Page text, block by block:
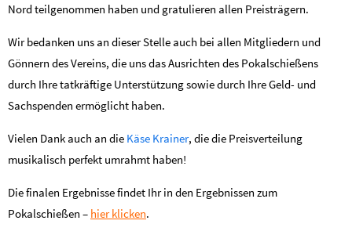
Nord teilgenommen haben und gratulieren allen Preisträgern.
Wir bedanken uns an dieser Stelle auch bei allen Mitgliedern und
Gönnern des Vereins, die uns das Ausrichten des Pokalschießens
durch Ihre tatkräftige Unterstützung sowie durch Ihre Geld- und
Sachspenden ermöglicht haben.
Vielen Dank auch an die Käse Krainer, die die Preisverteilung
musikalisch perfekt umrahmt haben!
Die finalen Ergebnisse findet Ihr in den Ergebnissen zum
Pokalschießen – hier klicken.